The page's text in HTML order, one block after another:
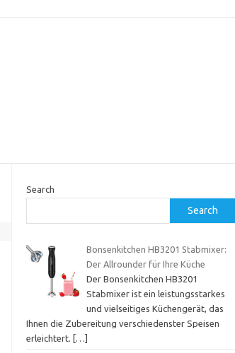
Search
Search
Bonsenkitchen HB3201 Stabmixer:
Der Allrounder für Ihre Küche
Der Bonsenkitchen HB3201
Stabmixer ist ein leistungsstarkes
und vielseitiges Küchengerät, das
Ihnen die Zubereitung verschiedenster Speisen
erleichtert.
[…]